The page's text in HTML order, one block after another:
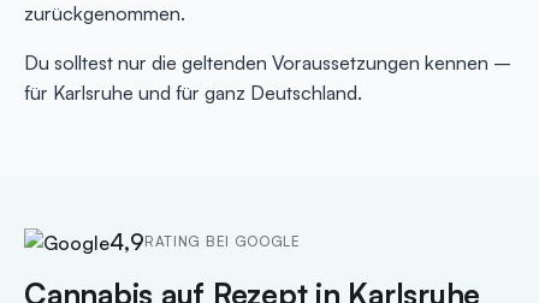
zurückgenommen.
Du solltest nur die geltenden Voraussetzungen kennen –
für Karlsruhe und für ganz Deutschland.
4,9RATING BEI GOOGLE
Cannabis auf Rezept in Karlsruhe